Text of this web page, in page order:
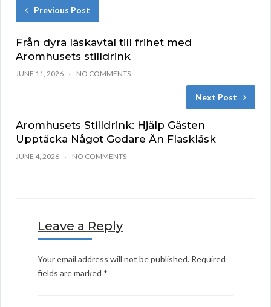
Previous Post
Från dyra läskavtal till frihet med
Aromhusets stilldrink
JUNE 11, 2026 NO COMMENTS
Next Post
Aromhusets Stilldrink: Hjälp Gästen
Upptäcka Något Godare Än Flaskläsk
JUNE 4, 2026 NO COMMENTS
Leave a Reply
Your email address will not be published. Required
fields are marked *